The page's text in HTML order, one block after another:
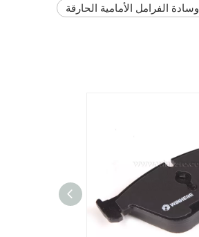
وسادة الفرامل الأمامية الحارقة